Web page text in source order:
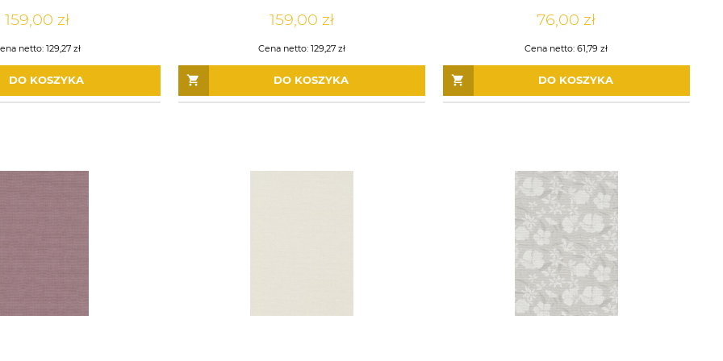
159,00 zł
netto: 129,27 zł
DO KOSZYKA
159,00 zł
Cena netto: 129,27 zł
DO KOSZYKA
76,00 zł
Cena netto:61,79 zł
DO KOSZYKA